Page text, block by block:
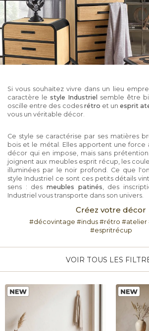
Si vous souhaitez vivre dans un lieu
caractère le style Industriel
semble être
oscille entre des codes rétro et unesprit
vous un véritable décor.
Ce style se caractérise par ses matières
bois et le métal. Elles apportent une force
décor qui en impose, mais sans
joignent aux meubles esprit récup, les
illuminées par le noir profond. Ce que
style Industriel ce sont ces petits détails
sens : des meubles patinés , des
Industriel vous transporte dans son univers.
Créez votre décor
#décovintage #indus #rétro #atelier
#espritrécup
VOIR TOUS LES